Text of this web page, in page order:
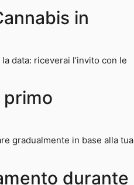
in
data: riceverai l’invito con le
primo
gradualmente in base alla tua
durante